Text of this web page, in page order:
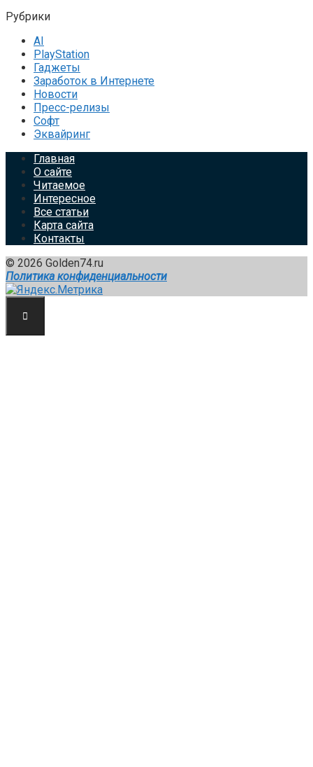
Рубрики
AI
PlayStation
Гаджеты
Заработок в Интернете
Новости
Пресс-релизы
Софт
Эквайринг
Главная
О сайте
Читаемое
Интересное
Все статьи
Карта сайта
Контакты
© 2026 Golden74.ru
Политика конфиденциальности